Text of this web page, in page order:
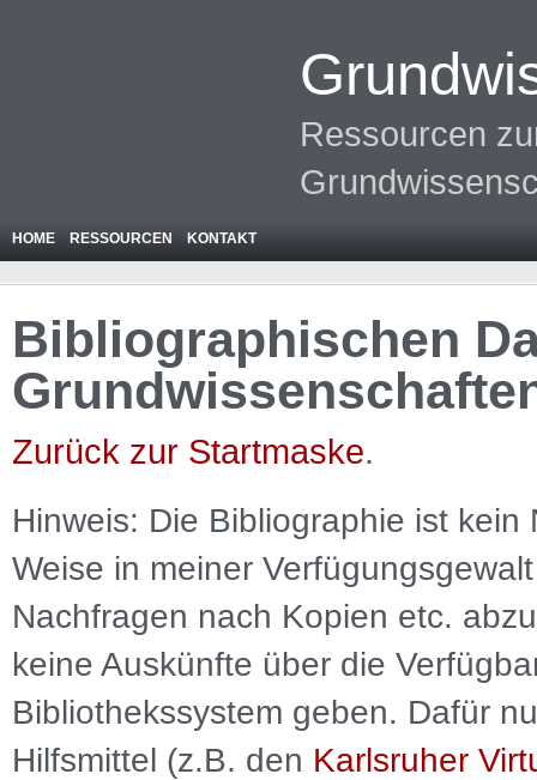
Ressourcen
HOME RESSOURCEN KONTAKT
Bibliographischen
Zurück zur Startmaske.
Hinweis: Die Bibliographie ist kein
Weise in meiner
Nachfragen nach Kopien etc.
keine Auskünfte über die
Bibliothekssystem geben. Dafür
Hilfsmittel (z.B. den Karlsruher